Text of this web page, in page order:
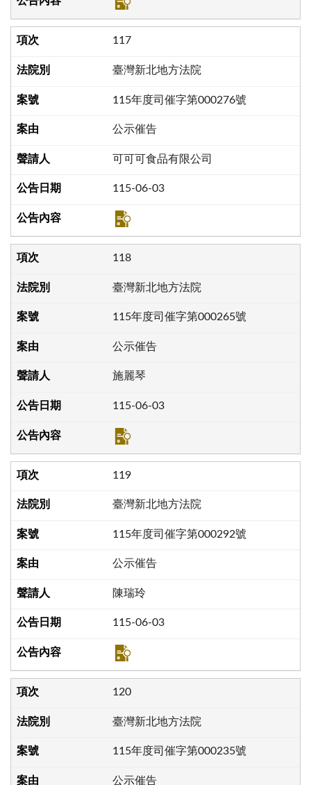
117
臺灣新北地方法院
115年度司催字第000276號
公示催告
可可可食品有限公司
115-06-03
118
臺灣新北地方法院
115年度司催字第000265號
公示催告
施麗琴
115-06-03
119
臺灣新北地方法院
115年度司催字第000292號
公示催告
陳瑞玲
115-06-03
120
臺灣新北地方法院
115年度司催字第000235號
公示催告